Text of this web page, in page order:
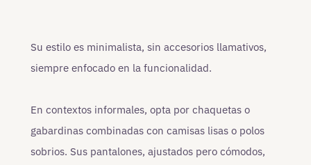
Su estilo es minimalista, sin accesorios llamativos,
siempre enfocado en la funcionalidad.
En contextos informales, opta por chaquetas o
gabardinas combinadas con camisas lisas o polos
sobrios. Sus pantalones, ajustados pero cómodos,